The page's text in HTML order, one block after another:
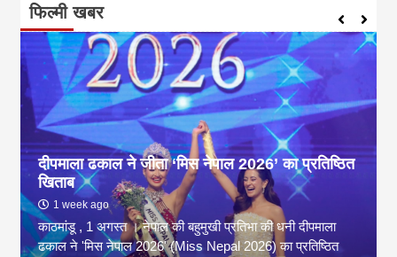
फिल्मी खबर
दीपमाला ढकाल ने जीता ‘मिस नेपाल 2026’ का प्रतिष्ठित
खिताब
1 week ago
काठमांडू , 1 अगस्त । नेपाल की बहुमुखी प्रतिभा की धनी दीपमाला
ढकाल ने 'मिस नेपाल 2026' (Miss Nepal 2026) का प्रतिष्ठित